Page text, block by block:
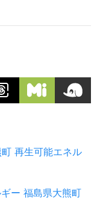
再生可能エネル
ー 福島県大熊町